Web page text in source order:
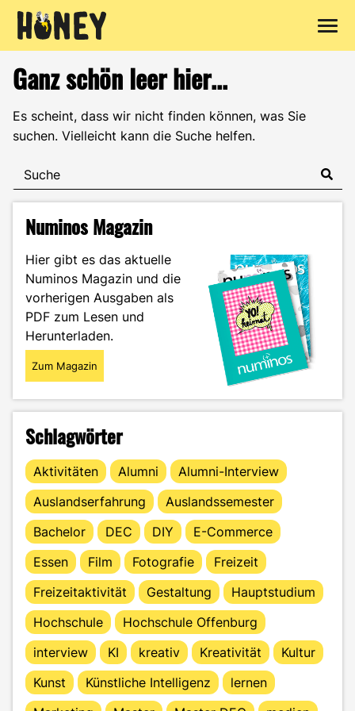
Inhalt
springen
Ganz schön leer hier...
Es scheint, dass wir nicht finden können, was Sie
suchen. Vielleicht kann die Suche helfen.
Numinos Magazin
Hier gibt es das aktuelle
Numinos Magazin und die
vorherigen Ausgaben als
PDF zum Lesen und
Herunterladen.
Zum Magazin
Schlagwörter
Aktivitäten Alumni
Alumni-Interview
Auslandserfahrung
Auslandssemester
Bachelor
DEC DIY
E-Commerce
Essen
Film Fotografie
Freizeit
Freizeitaktivität
Gestaltung
Hauptstudium
Hochschule
Hochschule Offenburg
interview
KI kreativ Kreativität
Kultur
Kunst
Künstliche Intelligenz
lernen